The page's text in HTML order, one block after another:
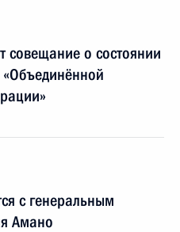
совещание о состоянии
«Объединённой
с генеральным
Амано